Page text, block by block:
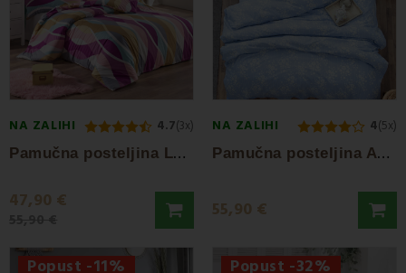
NA ZALIHI 4.7(3x)
P
amučna posteljina Label EMI
47,90 €
NA ZALIHI 4(5x)
P
amučna posteljina Anabel EMI
55,90 €
Popust -11% Popust -32%